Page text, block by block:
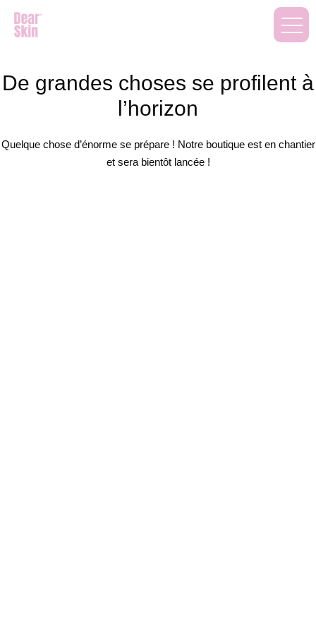
De grandes choses se profilent à
l’horizon
Quelque chose d’énorme se prépare ! Notre boutique est en chantier
et sera bientôt lancée !